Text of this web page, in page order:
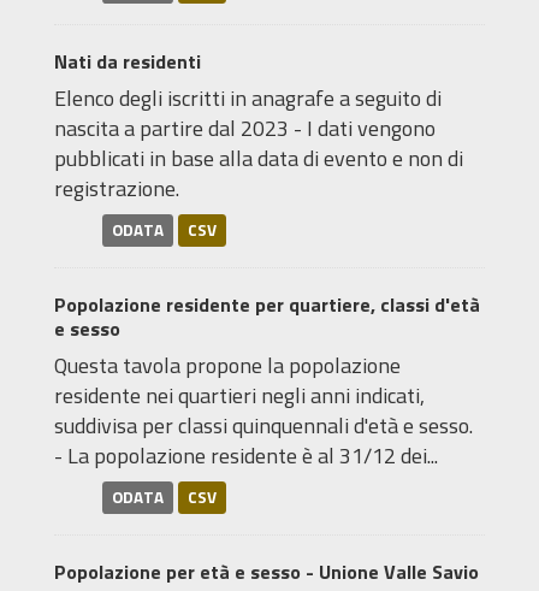
Nati da residenti
Elenco degli iscritti in anagrafe a seguito di
nascita a partire dal 2023 - I dati vengono
pubblicati in base alla data di evento e non di
registrazione.
ODATA CSV
Popolazione residente per quartiere, classi d'età
e sesso
Questa tavola propone la popolazione
residente nei quartieri negli anni indicati,
suddivisa per classi quinquennali d'età e sesso.
- La popolazione residente è al 31/12 dei...
ODATA CSV
Popolazione per età e sesso - Unione Valle Savio